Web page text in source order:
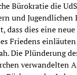
Bürokratie die
und Jugendlichen
dass dies eine
Friedens
Die Plünderung
verwandelten